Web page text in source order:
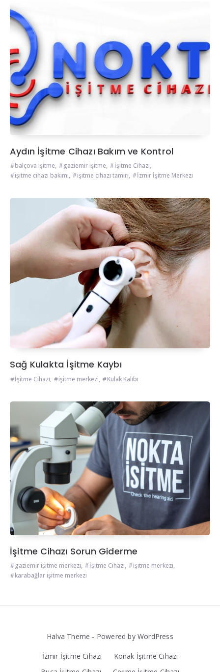
Aydın İşitme Cihazı Bakım ve Kontrol
balçova işitme, gaziemir işitme, İşitme Cihazı,
işitme cihazı bakımı, işitme cihazı tamiri, İzmir İşitme Merkezi
Sağ Kulakta İşitme Kaybı
İşitme Cihazı, işitme merkezi, Kulak Kalıbı
İşitme Cihazı Sorun Giderme
gaziemir işitme merkezi, İşitme Cihazı, işitme merkezi,
karabağlar işitme merkezi
Halva Theme - Powered by WordPress
İzmir İşitme Cihazı
Konak İşitme Cihazı